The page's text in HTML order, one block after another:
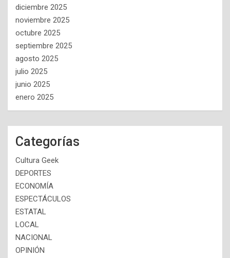
diciembre 2025
noviembre 2025
octubre 2025
septiembre 2025
agosto 2025
julio 2025
junio 2025
enero 2025
Categorías
Cultura Geek
DEPORTES
ECONOMÍA
ESPECTÁCULOS
ESTATAL
LOCAL
NACIONAL
OPINIÓN